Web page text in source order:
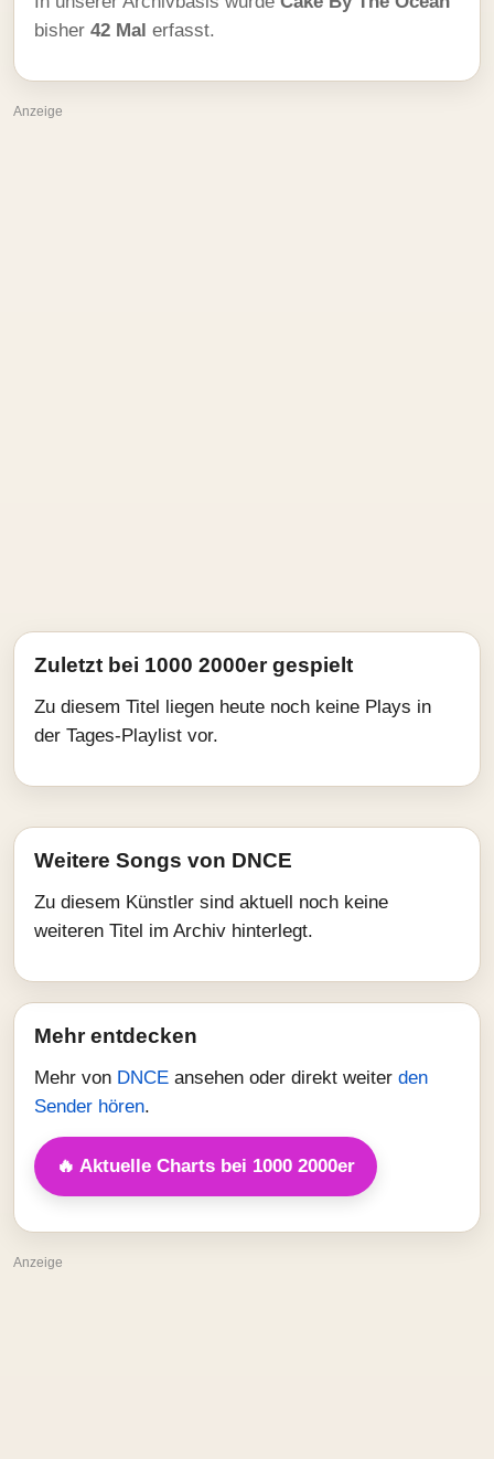
bisher 42 Mal erfasst.
Anzeige
Zuletzt bei 1000 2000er gespielt
Zu diesem Titel liegen heute noch keine Plays in
der Tages-Playlist vor.
Weitere Songs von DNCE
Zu diesem Künstler sind aktuell noch keine
weiteren Titel im Archiv hinterlegt.
Mehr entdecken
Mehr von DNCE ansehen oder direkt weiter den
Sender hören.
🔥 Aktuelle Charts bei 1000 2000er
Anzeige